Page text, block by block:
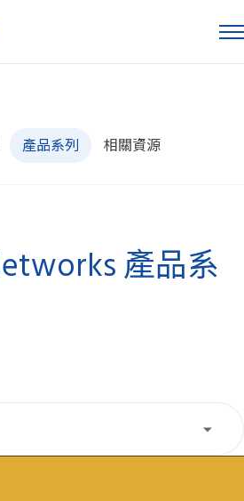
產品系列 相關資源
產品系